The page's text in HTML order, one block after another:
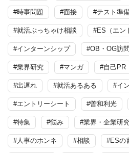
#時事問題 #面接 #テスト準
#就活ぶっちゃけ相談 #ES（エン
#インターンシップ #OB・OG訪問
#業界研究 #マンガ #自己PR
#出遅れ #就活あるある #イ
#エントリーシート #曽和利光
#特集 #悩み #業界・企業研
#人事のホンネ #相談 #ESの